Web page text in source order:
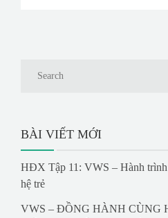
BÀI VIẾT MỚI
HĐX Tập 11: VWS – Hành trình
hệ trẻ
VWS – ĐỒNG HÀNH CÙNG